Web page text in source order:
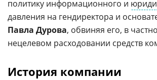
политику информационного и
давления на гендиректора и
Павла Дурова, обвиняя его, в
нецелевом расходовании средств
История компании